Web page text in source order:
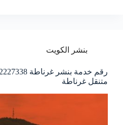
بنشر الكويت
متنقل غرناطة